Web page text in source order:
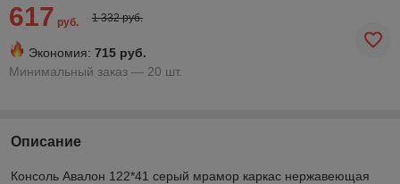
617 руб. 1 332 руб.
Экономия: 715 руб.
Минимальный заказ — 20 шт.
Описание
Консоль Авалон 122*41 серый мрамор каркас нержавеющая